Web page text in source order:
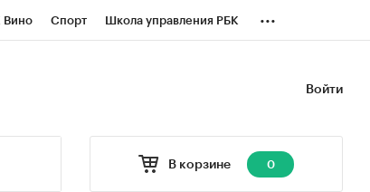
Вино Спорт Школа управления РБК ...
Войти
В корзине 0